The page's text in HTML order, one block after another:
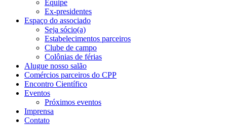
Equipe
Ex-presidentes
Espaço do associado
Seja sócio(a)
Estabelecimentos parceiros
Clube de campo
Colônias de férias
Alugue nosso salão
Comércios parceiros do CPP
Encontro Científico
Eventos
Próximos eventos
Imprensa
Contato